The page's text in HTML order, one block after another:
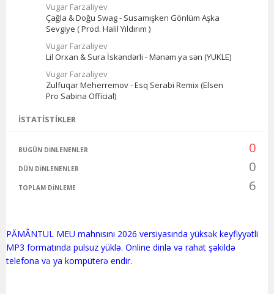
Vugar Farzaliyev
Çağla & Doğu Swag - Susamışken Gönlüm Aşka
Sevgiye ( Prod. Halil Yıldırım )
Vugar Farzaliyev
Lil Orxan & Sura İskəndərli - Mənəm ya sən (YUKLE)
Vugar Farzaliyev
Zulfuqar Meherremov - Esq Serabi Remix (Elsen
Pro Sabina Official)
İSTATISTIKLER
BUGÜN DINLENENLER 0
DÜN DINLENENLER 0
TOPLAM DINLEME 6
PĂMÂNTUL MEU mahnısını 2026 versiyasında yüksək keyfiyyətli
MP3 formatında pulsuz yüklə. Online dinlə və rahat şəkildə
telefona və ya kompüterə endir.